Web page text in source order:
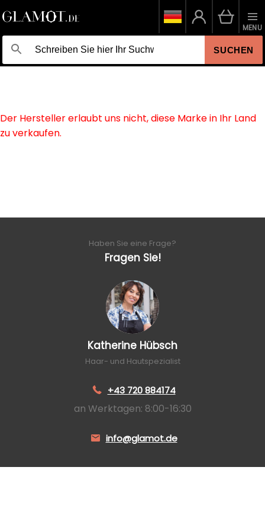
SUCHEN
MENU
Der Hersteller erlaubt uns nicht, diese Marke in Ihr Land
zu verkaufen.
Haben Sie eine Frage?
Fragen Sie!
Katherine Hübsch
Haar- und Hautspezialist
+43 720 884174
an Werktagen: 8:00-16:30
info@glamot.de